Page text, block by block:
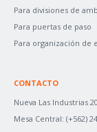
Para divisiones de
Para puertas de paso
Para organización de
CONTACTO
Nueva Las Industrias
Mesa Central: (+562)